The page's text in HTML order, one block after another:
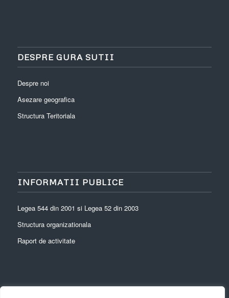
DESPRE GURA SUTII
Despre noi
Asezare geografica
Structura Teritoriala
INFORMATII PUBLICE
Legea 544 din 2001 si Legea 52 din 2003
Structura organizationala
Raport de activitate